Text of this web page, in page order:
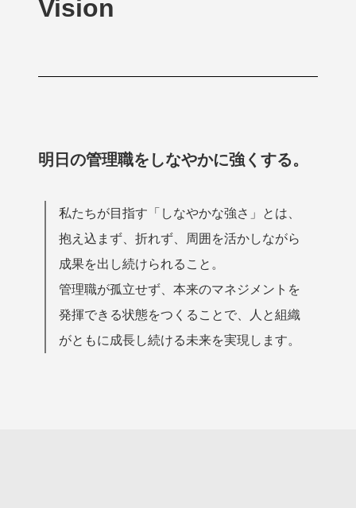
Vision
明日の管理職をしなやかに強くする。
私たちが目指す「しなやかな強さ」とは、
抱え込まず、折れず、周囲を活かしながら
成果を出し続けられること。
管理職が孤立せず、本来のマネジメントを
発揮できる状態をつくることで、人と組織
がともに成長し続ける未来を実現します。